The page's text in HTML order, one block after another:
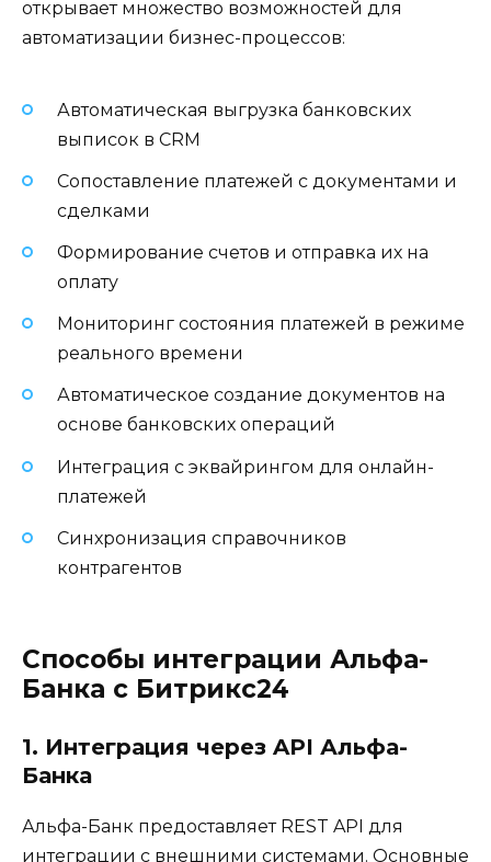
открывает множество возможностей для
автоматизации бизнес-процессов:
Автоматическая выгрузка банковских
выписок в CRM
Сопоставление платежей с документами и
сделками
Формирование счетов и отправка их на
оплату
Мониторинг состояния платежей в режиме
реального времени
Автоматическое создание документов на
основе банковских операций
Интеграция с эквайрингом для онлайн-
платежей
Синхронизация справочников
контрагентов
Способы интеграции Альфа-
Банка с Битрикс24
1. Интеграция через API Альфа-
Банка
Альфа-Банк предоставляет REST API для
интеграции с внешними системами. Основные